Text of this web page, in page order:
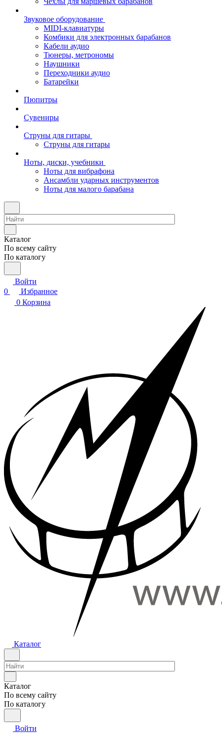
Звуковое оборудование
MIDI-клавиатуры
Комбики для электронных барабанов
Кабели аудио
Тюнеры, метрономы
Наушники
Переходники аудио
Батарейки
Пюпитры
Сувениры
Струны для гитары
Струны для гитары
Ноты, диски, учебники
Ноты для вибрафона
Ансамбли ударных инструментов
Ноты для малого барабана
Каталог
По всему сайту
По каталогу
Войти
0
Избранное
0 Корзина
Каталог
Каталог
По всему сайту
По каталогу
Войти